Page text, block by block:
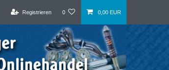
Registrieren 0 0,00 EUR